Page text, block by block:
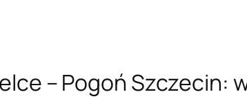
– Pogoń Szczecin: